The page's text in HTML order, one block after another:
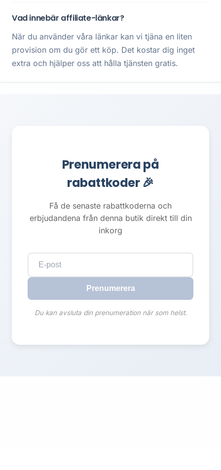
Vad innebär affiliate-länkar?
När du använder våra länkar kan vi tjäna en liten
provision om du gör ett köp. Det kostar dig inget
extra och hjälper oss att hålla tjänsten gratis.
Prenumerera på
rabattkoder 🎉
Få de senaste rabattkoderna och
erbjudandena från denna butik direkt till din
inkorg
Prenumerera
Du kan avsluta din prenumeration när som helst.